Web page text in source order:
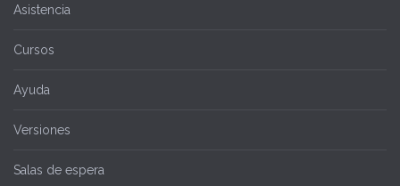
Asistencia
Cursos
Ayuda
Versiones
Salas de espera